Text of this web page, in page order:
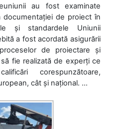
au fost examinate
documentației de proiect în
și standardele Uniunii
a fost acordată asigurării
de proiectare și
fie realizată de experți ce
corespunzătoare,
cât și național. ...